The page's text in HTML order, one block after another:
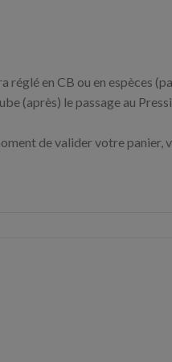
réglé en CB ou en espèces
(après) le passage au
de valider votre panier,